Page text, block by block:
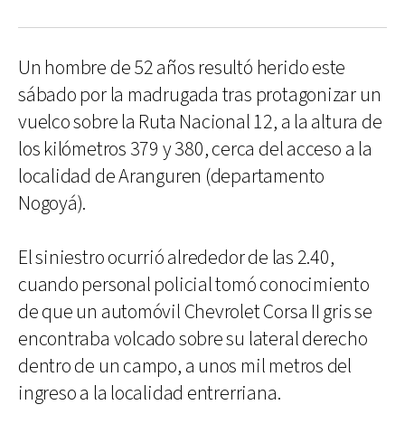
Un hombre de 52 años resultó herido este
sábado por la madrugada tras protagonizar un
vuelco sobre la Ruta Nacional 12, a la altura de
los kilómetros 379 y 380, cerca del acceso a la
localidad de Aranguren (departamento
Nogoyá).
El siniestro ocurrió alrededor de las 2.40,
cuando personal policial tomó conocimiento
de que un automóvil Chevrolet Corsa II gris se
encontraba volcado sobre su lateral derecho
dentro de un campo, a unos mil metros del
ingreso a la localidad entrerriana.